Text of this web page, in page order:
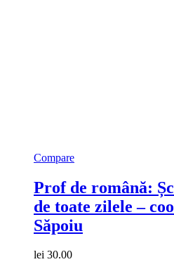
Compare
Prof de română:
de toate zilele –
Săpoiu
lei 30.00